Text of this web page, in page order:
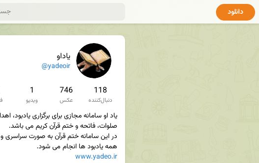
یاداو
@yadeoir
118
دنبال‌کننده
746
عکس
1
ویدیو
همه یادبود ها انجام می شود.
www.yadeo.ir
دانلود